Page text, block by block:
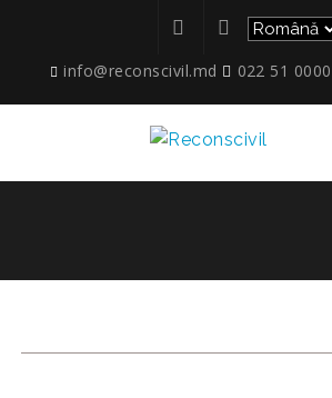
info@reconscivil.md 022 51 0000